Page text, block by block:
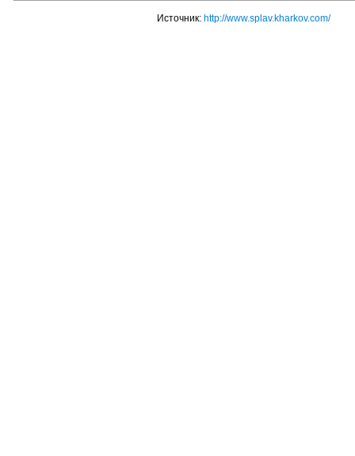
Источник: http://www.splav.kharkov.com/